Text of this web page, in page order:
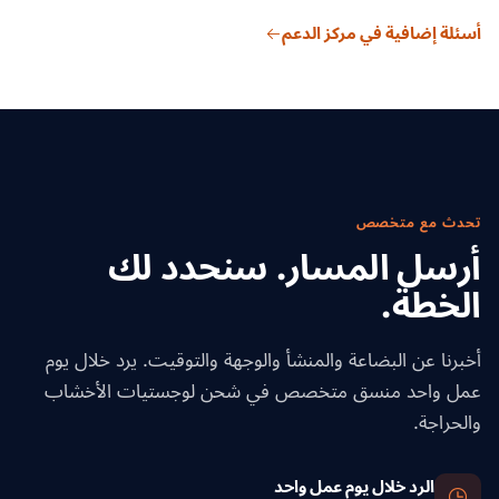
موسم التصدير (مارس–أغسطس). وتُثبَّت فترات الإبحار عند الحجز،
مع تتبع حي طوال العبور.
أسئلة إضافية في مركز الدعم
تحدث مع متخصص
أرسل المسار. سنحدد لك
الخطة.
أخبرنا عن البضاعة والمنشأ والوجهة والتوقيت. يرد خلال يوم
عمل واحد منسق متخصص في شحن لوجستيات الأخشاب
والحراجة.
الرد خلال يوم عمل واحد